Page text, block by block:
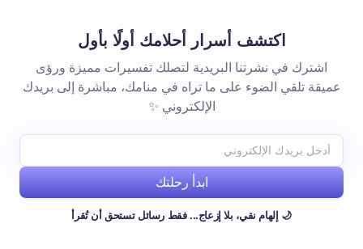
اكتشف أسرار أحلامك أولًا بأول
اشترك في نشرتنا البريدية لتصلك تفسيرات مميزة ورؤى
عميقة تلقي الضوء على ما تراه في منامك، مباشرة إلى بريدك
الإلكتروني ✨
ابدأ رحلتك
🌙 إلهام نقي، بلا إزعاج... فقط رسائل تستحق أن تُقرأ